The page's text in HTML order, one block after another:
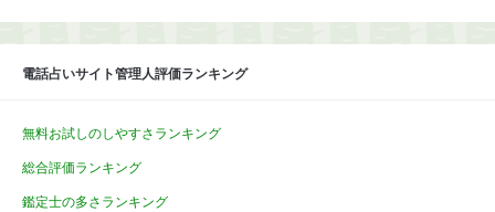
電話占いサイト管理人評価ランキング
無料お試しのしやすさランキング
総合評価ランキング
鑑定士の多さランキング